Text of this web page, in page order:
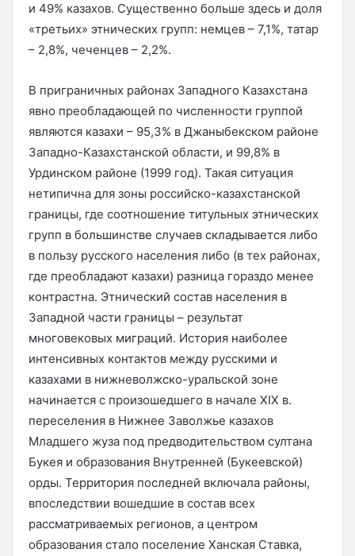
и 49% казахов. Существенно больше здесь и доля
«третьих» этнических групп: немцев – 7,1%, татар
– 2,8%, чеченцев – 2,2%.
В приграничных районах Западного Казахстана
явно преобладающей по численности группой
являются казахи – 95,3% в Джаныбекском районе
Западно-Казахстанской области, и 99,8% в
Урдинском районе (1999 год). Такая ситуация
нетипична для зоны российско-казахстанской
границы, где соотношение титульных этнических
групп в большинстве случаев складывается либо
в пользу русского населения либо (в тех районах,
где преобладают казахи) разница гораздо менее
контрастна. Этнический состав населения в
Западной части границы – результат
многовековых миграций. История наиболее
интенсивных контактов между русскими и
казахами в нижневолжско-уральской зоне
начинается с произошедшего в начале XIX в.
переселения в Нижнее Заволжье казахов
Младшего жуза под предводительством султана
Букея и образования Внутренней (Букеевской)
орды. Территория последней включала районы,
впоследствии вошедшие в состав всех
рассматриваемых регионов, а центром
образования стало поселение Ханская Ставка,